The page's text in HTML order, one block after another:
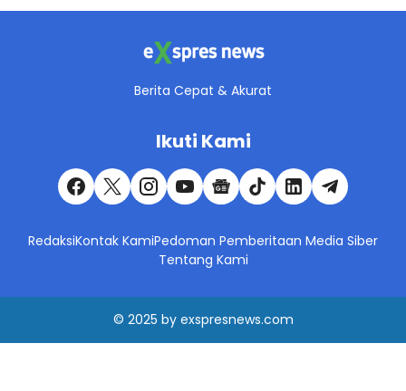
Berita Cepat & Akurat
Ikuti Kami
RedaksiKontak KamiPedoman Pemberitaan Media Siber
Tentang Kami
© 2025 by exspresnews.com